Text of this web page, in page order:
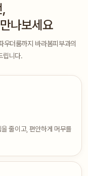
나보세요
더룸까지 바라봄피부과의
립니다.
줄이고, 편안하게 머무를